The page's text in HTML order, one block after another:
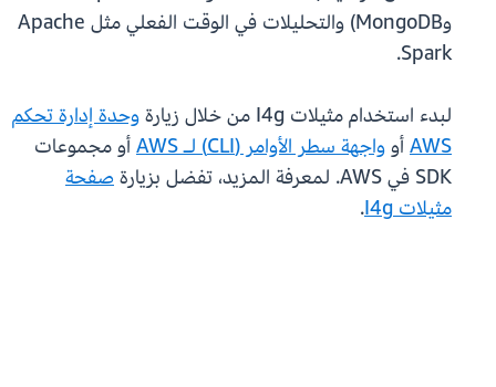
وMongoDB) والتحليلات في الوقت الفعلي مثل Apache
Spark.
لبدء استخدام مثيلات I4g من خلال زيارة
وحدة إدارة تحكم
AWSأو واجهة سطر الأوامر (CLI) لـ AWS
أو مجموعات
SDK في AWS. لمعرفة المزيد، تفضل بزيارة
صفحة
مثيلات I4g
.